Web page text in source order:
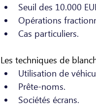
Seuil des 10.000
Opérations
Cas particuliers.
Les techniques de
Utilisation de
Prête-noms.
Sociétés écrans.